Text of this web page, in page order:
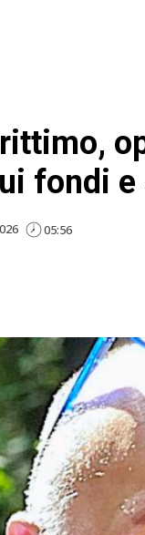
fondi
05:56